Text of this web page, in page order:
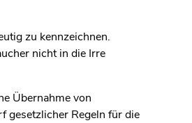
zu kennzeichnen.
nicht in die Irre
Übernahme von
gesetzlicher Regeln für die